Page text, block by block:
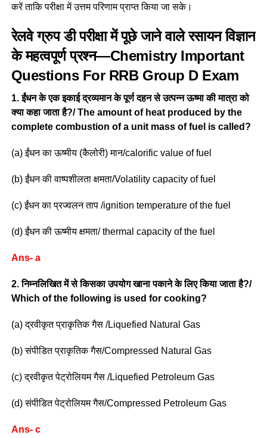
करें ताकि परीक्षा में उत्तम परिणाम प्राप्त किया जा सके।
रेलवे ग्रुप डी परीक्षा में पूछे जाने वाले रसायन विज्ञान
के महत्वपूर्ण प्रश्न—Chemistry Important
Questions For RRB Group D Exam
1. ईंधन के एक इकाई द्रव्यमान के पूर्ण दहन से उत्पन्न ऊष्मा की मात्रा को
क्या कहा जाता है?/ The amount of heat produced by the
complete combustion of a unit mass of fuel is called?
(a) ईंधन का ऊष्मीय (कैलोरी) मान/calorific value of fuel
(b) ईंधन की वाष्पशीलता क्षमता/Volatility capacity of fuel
(c) ईंधन का प्रज्वलन ताप /ignition temperature of the fuel
(d) ईंधन की ऊष्मीय क्षमता/ thermal capacity of the fuel
Ans- a
2. निम्नलिखित में से किसका उपयोग खाना पकाने के लिए किया जाता है?/
Which of the following is used for cooking?
(a) द्रवीकृत प्राकृतिक गैस /Liquefied Natural Gas
(b) संपीडित प्राकृतिक गैस/Compressed Natural Gas
(c) द्रवीकृत पेट्रोलियम गैस /Liquefied Petroleum Gas
(d) संपीडित पेट्रोलियम गैस/Compressed Petroleum Gas
Ans- c